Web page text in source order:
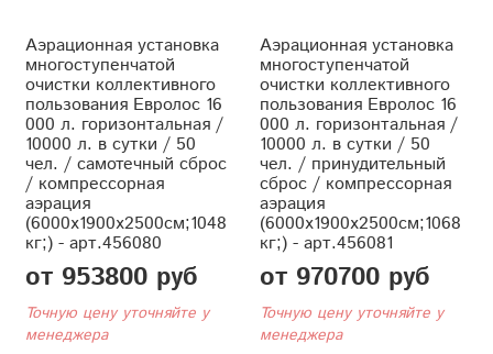
Аэрационная установка
многоступенчатой
очистки коллективного
пользования Евролос 16
000 л. горизонтальная /
10000 л. в сутки / 50
чел. / самотечный сброс
/ компрессорная
аэрация
(6000x1900x2500см;1048
кг;) - арт.456080
от 953800 руб
Точную цену уточняйте у
менеджера
Аэрационная установка
многоступенчатой
очистки коллективного
пользования Евролос 16
000 л. горизонтальная /
10000 л. в сутки / 50
чел. / принудительный
сброс / компрессорная
аэрация
(6000x1900x2500см;1068
кг;) - арт.456081
от 970700 руб
Точную цену уточняйте у
менеджера